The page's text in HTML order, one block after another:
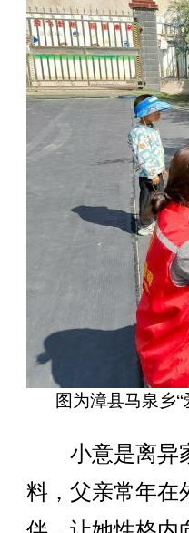
图为漳县马泉乡
小意是离异家
料，父亲常年在